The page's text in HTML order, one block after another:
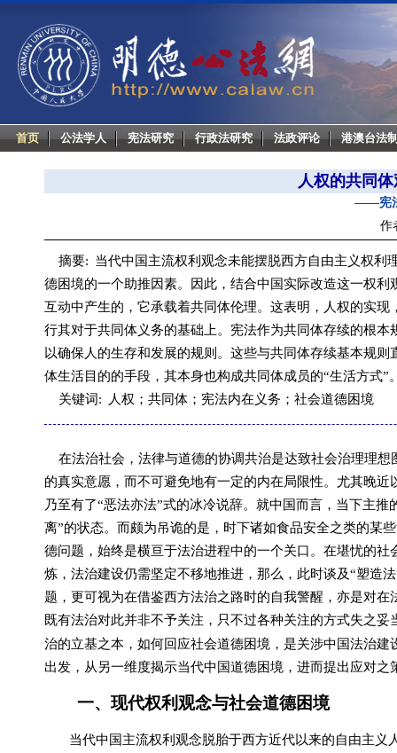
首页 公法学人 宪法研究 行政法研究 法政评论 港澳台法
人权的共同
——宪
作
摘要: 当代中国主流权利观念未能摆脱西方自由主义权
德困境的一个助推因素。因此，结合中国实际改造这一权
互动中产生的，它承载着共同体伦理。这表明，人权的实
行其对于共同体义务的基础上。宪法作为共同体存续的根
以确保人的生存和发展的规则。这些与共同体存续基本规
体生活目的的手段，其本身也构成共同体成员的“生活方式
关键词:
人权；共同体；宪法内在义务；社会道德困境
在法治社会，法律与道德的协调共治是达致社会治理理
的真实意愿，而不可避免地有一定的内在局限性。尤其晚
乃至有了“恶法亦法”式的冰冷说辞。就中国而言，当下主
离”的状态。而颇为吊诡的是，时下诸如食品安全之类的某
德问题，始终是横亘于法治进程中的一个关口。在堪忧的
炼，法治建设仍需坚定不移地推进，那么，此时谈及“塑造
题，更可视为在借鉴西方法治之路时的自我警醒，亦是对
既有法治对此并非不予关注，只不过各种关注的方式失之
治的立基之本，如何回应社会道德困境，是关涉中国法治
出发，从另一维度揭示当代中国道德困境，进而提出应对之
一、现代权利观念与社会道德困境
当代中国主流权利观念脱胎于西方近代以来的自由主义